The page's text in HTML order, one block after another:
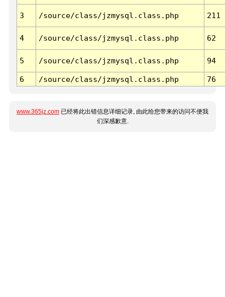
3 /source/class/jzmysql.class.php 211
4 /source/class/jzmysql.class.php 62
5 /source/class/jzmysql.class.php 94
6 /source/class/jzmysql.class.php 76
www.365jz.com 已经将此出错信息详细记录, 由此给您带来的访问不便我
们深感歉意.